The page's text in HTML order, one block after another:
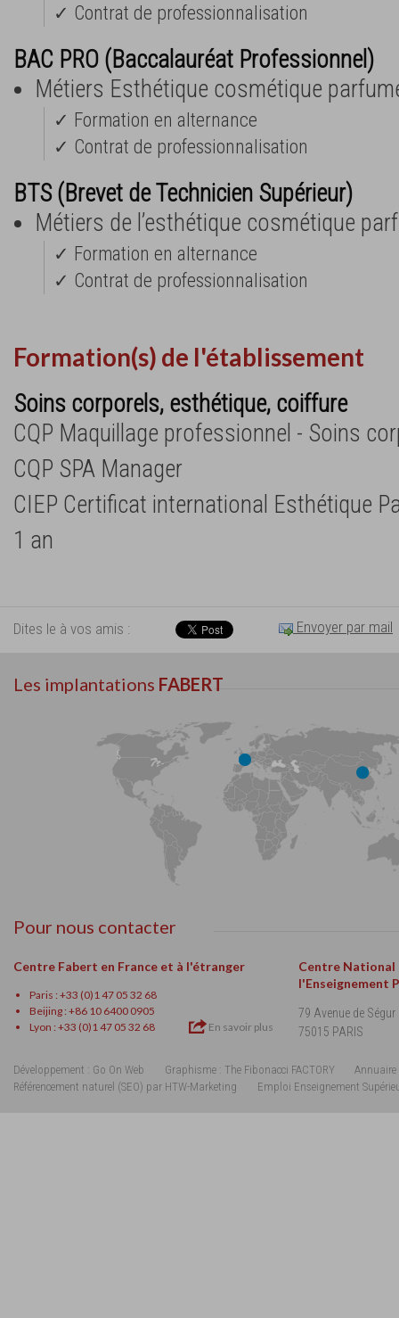
✓ Contrat de professionnalisation
BAC PRO (Baccalauréat Professionnel)
Métiers Esthétique cosmétique
✓ Formation en alternance
✓ Contrat de professionnalisation
BTS (Brevet de Technicien Supérieur)
Métiers de l’esthétique cosmétique
✓ Formation en alternance
✓ Contrat de professionnalisation
Formation(s) de l'établissement
Soins corporels, esthétique, coiffure
CQP Maquillage professionnel - Soins
CQP SPA Manager
CIEP Certificat international Esthétique
1 an
Dites le à vos amis : Envoyer par mail
Les implantations FABERT
Pour nous contacter
Centre Fabert en France et à l'étranger
Paris : +33 (0)1 47 05 32 68
Beijing : +86 10 6400 0905
Lyon : +33 (0)1 47 05 32 68
En savoir plus
Centre National
l'Enseignement
79 Avenue de Ségur
75015 PARIS
Développement : Go On Web Graphisme : The Fibonacci FACTORY
Annuaire
Référencement naturel (SEO) par HTW-Marketing
Emploi Enseignement